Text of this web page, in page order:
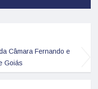
Câmara Fernando e
Goiás